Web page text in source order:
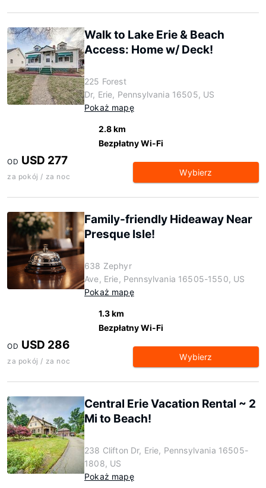
Walk to Lake Erie & Beach
Access: Home w/ Deck!
225 Forest
Dr, Erie, Pennsylvania 16505, US
Pokaż mapę
2.8 km
Bezpłatny Wi-Fi
OD USD 277
za pokój / za noc Wybierz
Family-friendly Hideaway Near
Presque Isle!
638 Zephyr
Ave, Erie, Pennsylvania 16505-1550, US
Pokaż mapę
1.3 km
Bezpłatny Wi-Fi
OD USD 286
za pokój / za noc Wybierz
Central Erie Vacation Rental ~ 2
Mi to Beach!
238 Clifton Dr, Erie, Pennsylvania 16505-
1808, US
Pokaż mapę